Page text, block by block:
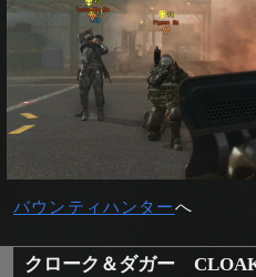
バウンティハンターへ
クローク＆ダガー